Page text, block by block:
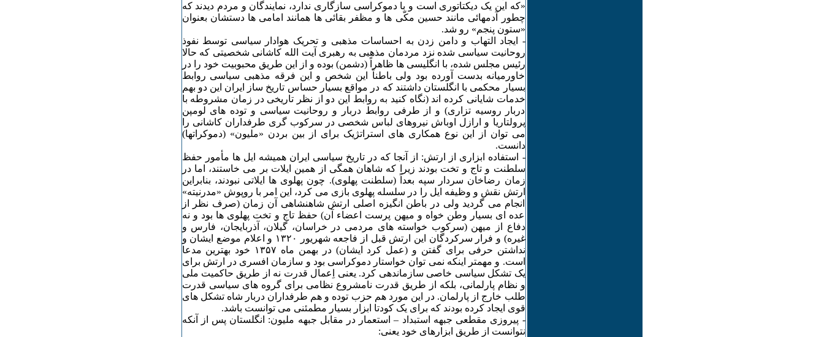
«که این یک دیکتاتوری است و با دموکراسی سازگاری ندارد، نمایندگان و مردم دیدند که
چطور آدمهائی مانند حسین مکّی ها و مظفر بقائی ها همانند امامی ها دستشان بعنوان
«ستون پنجم» رو شد.
- ایجاد التهاب و دامن زدن به احساسات مذهبی و تحریک هوادار سیاسی توسط نفوذ
روحانیت سیاسی شده نزد مردمان مذهبی به رهبری آیت الله کاشانی شخصیتی که حالا
رئیس مجلس شده، با انگلیسی ها ظاهراً (دشمن) بوده و از این طریق محبوبیت خود را در
خاورمیانه بدست آورده بود ولی باطناً این شخص و این فرقه مذهبی سیاسی روابط
بسیار محکمی با انگلستان داشتند که در مواقع بسیار حساس تاریخ ساز ایران این دو بهم
خدمات شایانی کرده اند (نگاه کنید به روابط این دو از نظر تاریخی در زمان مشروطه با
دربار روسیه تزاری) و از طرفی روابط دربار و روحانیت سیاسی و توده های لومپن
پرولتاریا و ارازل اوباش نیروهای لباس شخصی در سرکوب گری طرفداران کاشانی را
می توان از این نوع همکاری های استراتژیک برای از بین بردن «ملیون» (دموکراتها)
دانست.
- استفاده ابزاری از ارتش: از آنجا که در تاریخ سیاسی ایران همیشه ایل ها مأمور حفظ
سلطنت و تاج و تخت بودند زیرا که شاهان همگی از همین ایلات بر می خاستند، اما در
زمان رضاخان سردار سپه بعداً (سلطنت پهلوی). چون پهلوی ها ایلاتی نبودند، بنابراین
ارتش نقش و وظیفه ایل را در سلسله پهلوی بازی می کرد، این امر با روپوش «مدرنیته»
انجام می گردید ولی در باطن انگیزه اصلی ارتش شاهنشاهی آن زمان (صرف نظر از
عده ای بسیار وطن خواه و میهن پرست اعضاء آن) حفظ تاج و تخت پهلوی ها بود و نه
دفاع از میهن (سرکوب خواسته های مردمی در خراسان، گیلان، آذربایجان، فارس و
غیره) و فرار سرکردگان این ارتش قبل از فاجعه شهریور ۱٣۲۰ و اعلام موضع ایشان و
نداشتن حرفی برای گفتن و (عمل کرد ایشان) در بهمن ماه ۱٣۵۷ خود بهترین مدعا
است. و مهمتر اینکه نمی توان خواستار دموکراسی بود و سازمان افسری در ارتش برای
یک تشکل سیاسی خاصی سازماندهی کرد. یعنی اِعمال قدرت نه از طریق حاکمیت ملی
و نظام پارلمانی، بلکه از طریق قدرت نامشروع نظامی برای گروه های سیاسی قدرت
طلب خارج از پارلمان. در این مورد هم حزب توده و هم طرفداران دربار شاه تشکل های
قوی ایجاد کرده بودند که برای یک کودتا ابزار بسیار مطمئنی می توانست باشد.
- پیروزی مقطعی جبهه استبداد – استعمار در مقابل جبهه ملیون: انگلستان پس از آنکه
نتوانست از طریق ابزارهای خود یعنی: